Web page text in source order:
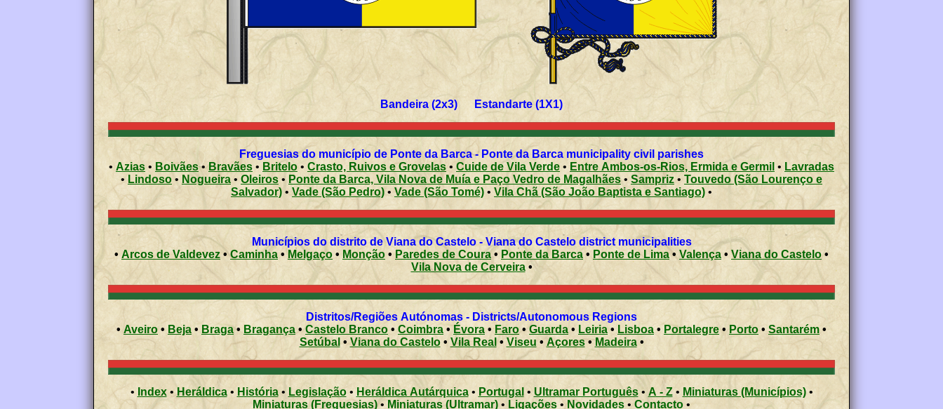
Bandeira (2x3) Estandarte (1X1)
Freguesias do município de Ponte da Barca - Ponte da Barca municipality civil parishes
• Azias • Boivães•Bravães • Britelo • Crasto, Ruivos e Grovelas • Cuide de Vila Verde • Entre Ambos-os-Rios, Ermida e Germil • Lavradas
• Lindoso • Nogueira • Oleiros • Ponte da Barca, Vila Nova de Muía e Paço Vedro de Magalhães• Sampriz • Touvedo (São Lourenço e
Salvador) • Vade (São Pedro) •Vade (São Tomé) • Vila Chã (São João Baptista e Santiago) •
Municípios do distrito de Viana do Castelo - Viana do Castelo district municipalities
• Arcos de Valdevez •Caminha • Melgaço • Monção •Paredes de Coura• Ponte da Barca • Ponte de Lima• Valença •Viana do Castelo•
Vila Nova de Cerveira•
Distritos/Regiões Autónomas - Districts/Autonomous Regions
• Aveiro • Beja • Braga• Bragança •Castelo Branco •Coimbra •Évora • Faro• Guarda • Leiria • Lisboa • Portalegre • Porto • Santarém •
Setúbal •Viana do Castelo• Vila Real • Viseu • Açores • Madeira •
• Index•Heráldica• História • Legislação • Heráldica Autárquica• Portugal •Ultramar Português• A - Z• Miniaturas (Municípios)•
Miniaturas (Freguesias)• Miniaturas (Ultramar) • Ligações •Novidades • Contacto •